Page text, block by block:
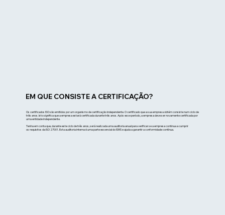
Os certificados ISO são emitidos por um organismo de certificação independente. O certificado que a sua empresa obtém consiste num ciclo de
três anos. Isto significa que a empresa estará certificada durante três anos. Após esse período, a empresa deve ser novamente certificada por
uma entidade independente.
Tenha em conta que, durante este ciclo de três anos, será realizada uma auditoria anual para verificar se a empresa continua a cumprir
os requisitos da ISO 27001. Esta auditoria interna é uma parte essencial do ISMS e ajuda a garantir a conformidade contínua.
EM QUE CONSISTE A CERTIFICAÇÃO?